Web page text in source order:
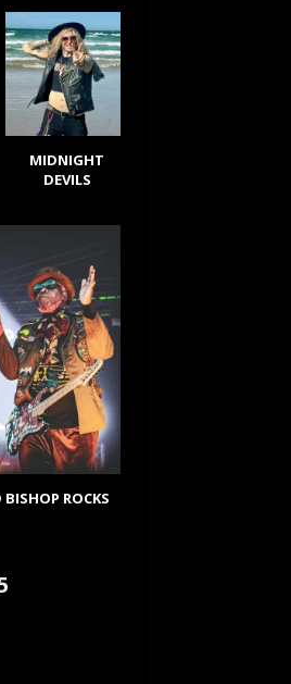
MIDNIGHT
DEVILS
BISHOP ROCKS